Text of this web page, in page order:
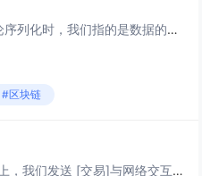
<!--StartFragment--> 当我们谈论序列化时，我们指的是数据的序列化和反序列化。 序列化在Solana程序和程序账户的生命周期中的几个点上起着作用： 将指令数据序列化到客户端上 在程序中反序列化指...
#区块链
<!--StartFragment--> 在 Solana上，我们发送 [交易]与网络交互。 交 易包括一个或多个[指令], 每个交易代表一个待 处理的特定操作。 指令的执行逻辑是存储在部署到 Solana 网络的&...